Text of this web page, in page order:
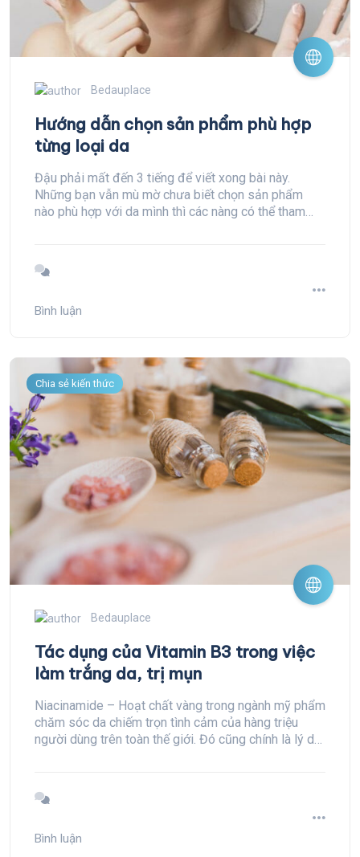
Bedauplace
Hướng dẫn chọn sản phẩm phù hợp
từng loại da
Đậu phải mất đến 3 tiếng để viết xong bài này.
Những bạn vẫn mù mờ chưa biết chọn sản phẩm
nào phù hợp với da mình thì các nàng có thể tham
Bình luận
Chia sẻ kiến thức
Bedauplace
Tác dụng của Vitamin B3 trong việc
làm trắng da, trị mụn
Niacinamide – Hoạt chất vàng trong ngành mỹ phẩm
chăm sóc da chiếm trọn tình cảm của hàng triệu
người dùng trên toàn thế giới. Đó cũng chính là lý do
Bình luận